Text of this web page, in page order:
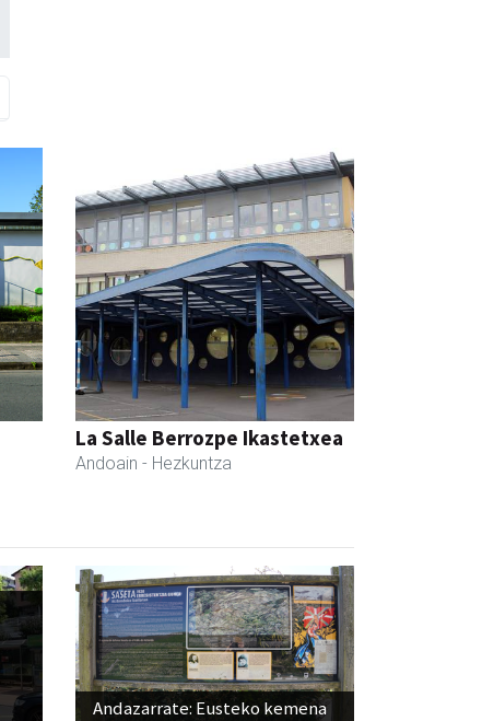
La Salle Berrozpe Ikastetxea
Andoain - Hezkuntza
Andazarrate: Eusteko kemena